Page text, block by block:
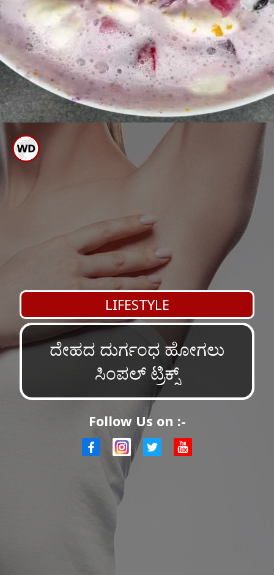
ಬಳಿಕ ಹೊರ ತೆಗೆದು ಇದಕ್ಕೆ ತಂಪು
ಹಾಲನ್ನು ಸೇರಿಸಿ ಸೇವಿಸಿ
LIFESTYLE
ದೇಹದ ದುರ್ಗಂಧ ಹೋಗಲು
ಸಿಂಪಲ್ ಟ್ರಿಕ್ಸ್
Follow Us on :-